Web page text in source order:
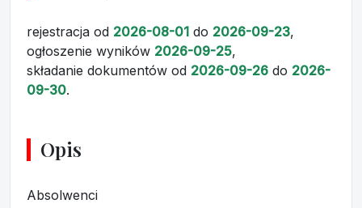
rejestracja od 2026-08-01 do 2026-09-23,
ogłoszenie wyników 2026-09-25,
składanie dokumentów od 2026-09-26 do 2026-
09-30.
Opis
Absolwenci